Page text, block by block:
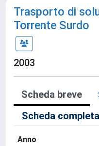
Trasporto di
Torrente Surdo
2003
Scheda breve
Scheda
Anno